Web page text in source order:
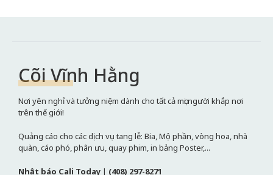
Cõi Vĩnh Hằng
Nơi yên nghỉ và tưởng niệm dành cho tất cả mọi người khắp nơi
trên thế giới!
Quảng cáo cho các dịch vụ tang lễ: Bia, Mộ phần, vòng hoa, nhà
quàn, cáo phó, phân ưu, quay phim, in bảng Poster,...
Nhật báo Cali Today | (408) 297-8271